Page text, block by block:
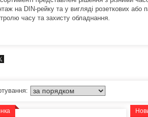
на DIN-рейку та у вигляді розеткових або
часу та захисту обладнання.